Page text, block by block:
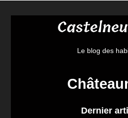
Le blog des
Dernier